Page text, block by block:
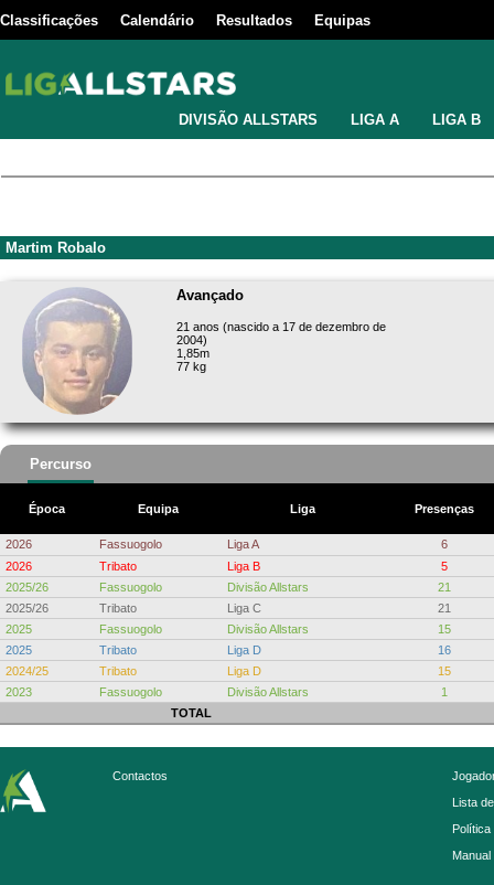
Classificações Calendário Resultados Equipas
DIVISÃO ALLSTARS LIGA A LIGA B
Martim Robalo
Avançado
21 anos (nascido a 17 de dezembro de
2004)
1,85m
77 kg
Percurso
Época Equipa Liga Presenças
2026 Fassuogolo Liga A
6
2026
Tribato Liga B
5
2025/26
Fassuogolo Divisão Allstars
21
2025/26
Tribato Liga C
21
2025
Fassuogolo Divisão Allstars
15
2025
Tribato Liga D
16
2024/25
Tribato Liga D
15
2023
Fassuogolo Divisão Allstars
1
TOTAL
Contactos
Lista
Política